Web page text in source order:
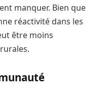
manquer. Bien que
réactivité dans les
être moins